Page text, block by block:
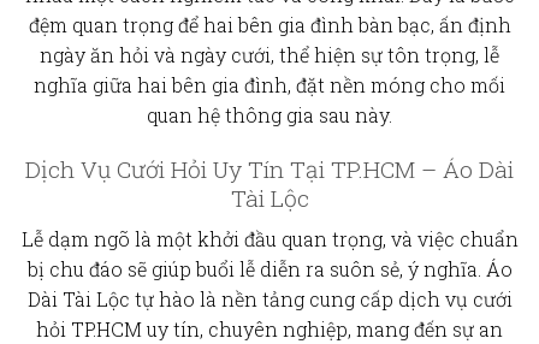
đệm quan trọng để hai bên gia đình bàn bạc, ấn định
ngày ăn hỏi và ngày cưới, thể hiện sự tôn trọng, lễ
nghĩa giữa hai bên gia đình, đặt nền móng cho mối
quan hệ thông gia sau này.
Dịch Vụ Cưới Hỏi Uy Tín Tại TP.HCM – Áo Dài
Tài Lộc
Lễ dạm ngõ là một khởi đầu quan trọng, và việc chuẩn
bị chu đáo sẽ giúp buổi lễ diễn ra suôn sẻ, ý nghĩa. Áo
Dài Tài Lộc tự hào là nền tảng cung cấp dịch vụ cưới
hỏi TP.HCMuy tín, chuyên nghiệp, mang đến sự an